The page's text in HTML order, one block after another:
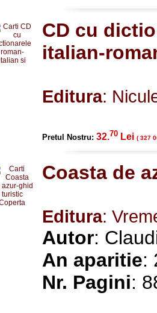
CD cu
italian-
Editura:
Pretul Nostru: 32.70 Lei ( 327
Coasta de
Editura:
Autor:
An aparitie:
Nr. Pagini: